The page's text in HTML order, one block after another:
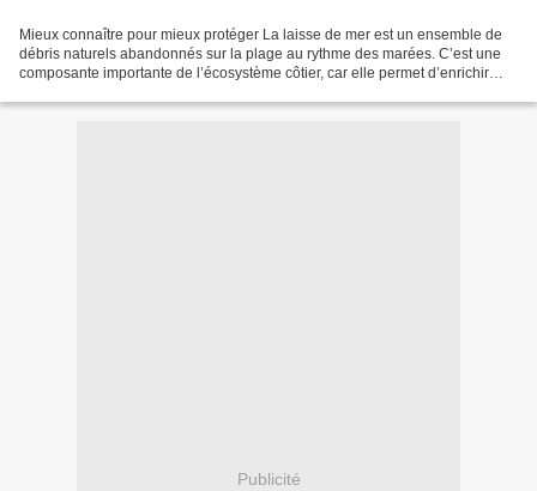
Mieux connaître pour mieux protéger La laisse de mer est un ensemble de
débris naturels abandonnés sur la plage au rythme des marées. C’est une
composante importante de l’écosystème côtier, car elle permet d’enrichir
Publicité